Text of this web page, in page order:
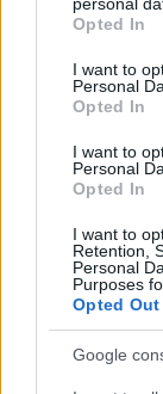
grant or deny
use your data
consent section.
Opted In
I want to
Personal
Opted In
I want to
Personal
Opted In
I want to
Retention,
Personal
Purposes
Opted Out
Google
logisztikai
logisztikai
Komplex
Budapest
csapadékvíz-
hálózat kiépítés a